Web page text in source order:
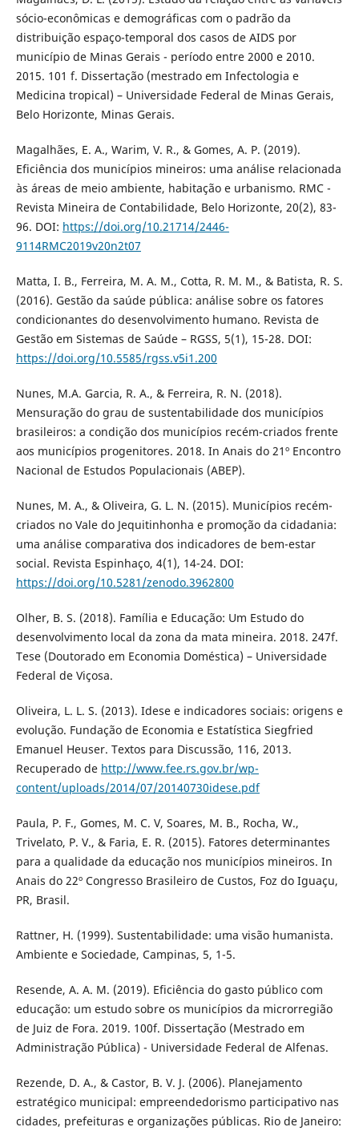
sócio-econômicas e demográficas com o padrão da
distribuição espaço-temporal dos casos de AIDS por
município de Minas Gerais - período entre 2000 e 2010.
2015. 101 f. Dissertação (mestrado em Infectologia e
Medicina tropical) – Universidade Federal de Minas Gerais,
Belo Horizonte, Minas Gerais.
Magalhães, E. A., Warim, V. R., & Gomes, A. P. (2019).
Eficiência dos municípios mineiros: uma análise relacionada
às áreas de meio ambiente, habitação e urbanismo. RMC -
Revista Mineira de Contabilidade, Belo Horizonte, 20(2), 83-
96. DOI: https://doi.org/10.21714/2446-
9114RMC2019v20n2t07
Matta, I. B., Ferreira, M. A. M., Cotta, R. M. M., & Batista, R. S.
(2016). Gestão da saúde pública: análise sobre os fatores
condicionantes do desenvolvimento humano. Revista de
Gestão em Sistemas de Saúde – RGSS, 5(1), 15-28. DOI:
https://doi.org/10.5585/rgss.v5i1.200
Nunes, M.A. Garcia, R. A., & Ferreira, R. N. (2018).
Mensuração do grau de sustentabilidade dos municípios
brasileiros: a condição dos municípios recém-criados frente
aos municípios progenitores. 2018. In Anais do 21º Encontro
Nacional de Estudos Populacionais (ABEP).
Nunes, M. A., & Oliveira, G. L. N. (2015). Municípios recém-
criados no Vale do Jequitinhonha e promoção da cidadania:
uma análise comparativa dos indicadores de bem-estar
social. Revista Espinhaço, 4(1), 14-24. DOI:
https://doi.org/10.5281/zenodo.3962800
Olher, B. S. (2018). Família e Educação: Um Estudo do
desenvolvimento local da zona da mata mineira. 2018. 247f.
Tese (Doutorado em Economia Doméstica) – Universidade
Federal de Viçosa.
Oliveira, L. L. S. (2013). Idese e indicadores sociais: origens e
evolução. Fundação de Economia e Estatística Siegfried
Emanuel Heuser. Textos para Discussão, 116, 2013.
Recuperado de http://www.fee.rs.gov.br/wp-
content/uploads/2014/07/20140730idese.pdf
Paula, P. F., Gomes, M. C. V, Soares, M. B., Rocha, W.,
Trivelato, P. V., & Faria, E. R. (2015). Fatores determinantes
para a qualidade da educação nos municípios mineiros. In
Anais do 22º Congresso Brasileiro de Custos, Foz do Iguaçu,
PR, Brasil.
Rattner, H. (1999). Sustentabilidade: uma visão humanista.
Ambiente e Sociedade, Campinas, 5, 1-5.
Resende, A. A. M. (2019). Eficiência do gasto público com
educação: um estudo sobre os municípios da microrregião
de Juiz de Fora. 2019. 100f. Dissertação (Mestrado em
Administração Pública) - Universidade Federal de Alfenas.
Rezende, D. A., & Castor, B. V. J. (2006). Planejamento
estratégico municipal: empreendedorismo participativo nas
cidades, prefeituras e organizações públicas. Rio de Janeiro: